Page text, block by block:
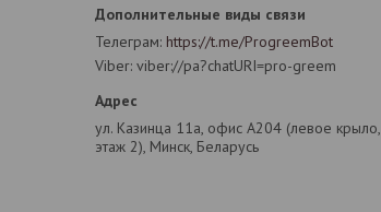
Телеграм https://t.me/ProgreemBot
Viber viber://pa?chatURI=pro-greem
ул. Казинца 11а, офис А204 (левое крыло,
этаж 2), Минск, Беларусь